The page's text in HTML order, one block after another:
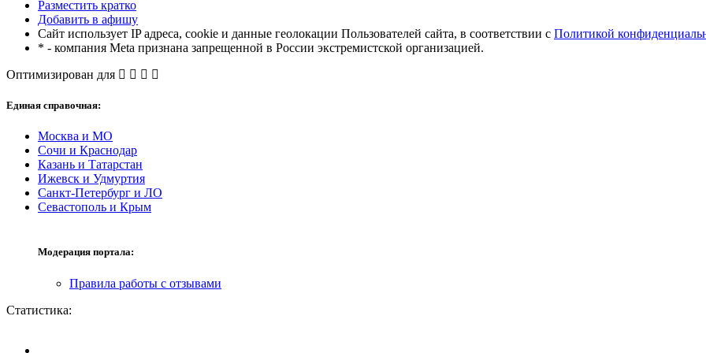
Разместить кратко
Добавить в афишу
Сайт использует IP адреса, cookie и данные геолокации Пользователей сайта, в соответствии с Политикой
* - компания Meta признана запрещенной в России экстремистской организацией.
Оптимизирован для
Единая справочная:
Москва и МО
Сочи и Краснодар
Казань и Татарстан
Ижевск и Удмуртия
Санкт-Петербург и ЛО
Севастополь и Крым
Модерация портала:
Правила работы с отзывами
Статистика: